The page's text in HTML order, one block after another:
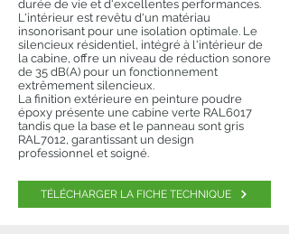
durée de vie et d'excellentes performances.
L'intérieur est revêtu d'un matériau
insonorisant pour une isolation optimale. Le
silencieux résidentiel, intégré à l'intérieur de
la cabine, offre un niveau de réduction sonore
de 35 dB(A) pour un fonctionnement
extrêmement silencieux.
La finition extérieure en peinture poudre
époxy présente une cabine verte RAL6017
tandis que la base et le panneau sont gris
RAL7012, garantissant un design
professionnel et soigné.
TÉLÉCHARGER LA FICHE TECHNIQUE